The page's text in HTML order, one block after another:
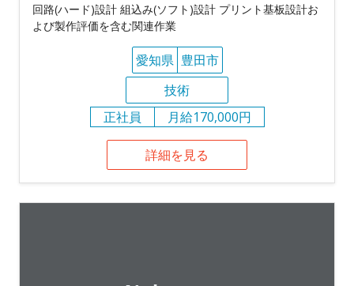
回路(ハード)設計 組込み(ソフト)設計 プリント基板設計お
よび製作評価を含む関連作業
愛知県 豊田市
技術
正社員
月給170,000円
詳細を見る